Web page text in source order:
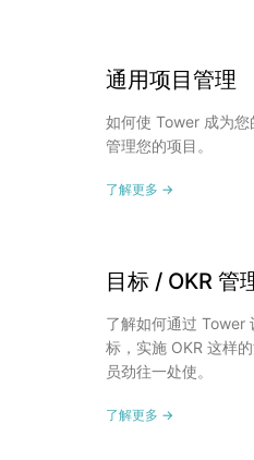
通用项目管理
如何使 Tower 成为
管理您的项目。
了解更多 →
目标 / OKR 管
了解如何通过 Tower
标，实施 OKR 这样
员劲往一处使。
了解更多 →